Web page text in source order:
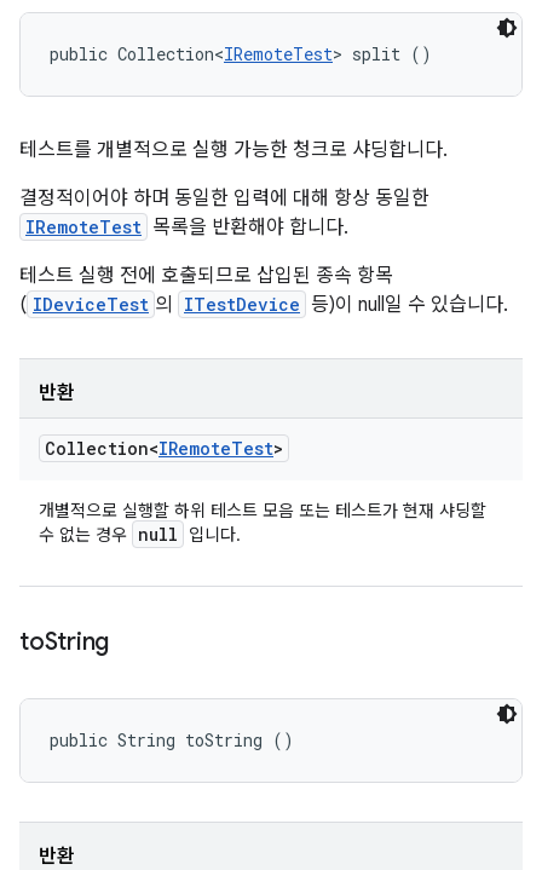
public Collection<IRemoteTest> split ()
테스트를 개별적으로 실행 가능한 청크로 샤딩합니다.
결정적이어야 하며 동일한 입력에 대해 항상 동일한
IRemoteTest 목록을 반환해야 합니다.
테스트 실행 전에 호출되므로 삽입된 종속 항목
( IDeviceTest 의 ITestDevice 등)이 null일 수 있습니다.
반환
Collection<IRemoteTest>
개별적으로 실행할 하위 테스트 모음 또는 테스트가 현재 샤딩할
수 없는 경우 null 입니다.
toString
public String toString ()
반환